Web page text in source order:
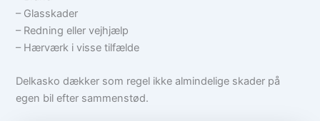
– Glasskader
– Redning eller vejhjælp
– Hærværk i visse tilfælde
Delkasko dækker som regel ikke almindelige skader på
egen bil efter sammenstød.